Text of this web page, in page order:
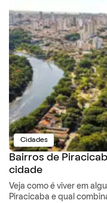
Cidades
Bairros de
cidade
Veja como é viver em
Piracicaba e qual